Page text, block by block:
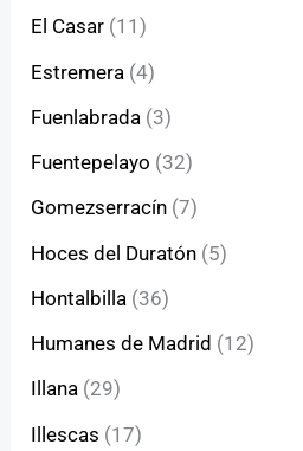
El Casar (11)
Estremera (4)
Fuenlabrada (3)
Fuentepelayo (32)
Gomezserracín (7)
Hoces del Duratón (5)
Hontalbilla (36)
Humanes de Madrid (12)
Illana (29)
Illescas (17)